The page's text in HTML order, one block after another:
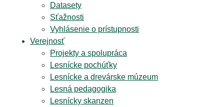
Datasety
Sťažnosti
Vyhlásenie o prístupnosti
Verejnosť
Projekty a spolupráca
Lesnícke pochúťky
Lesnícke a drevárske múzeum
Lesná pedagogika
Lesnícky skanzen